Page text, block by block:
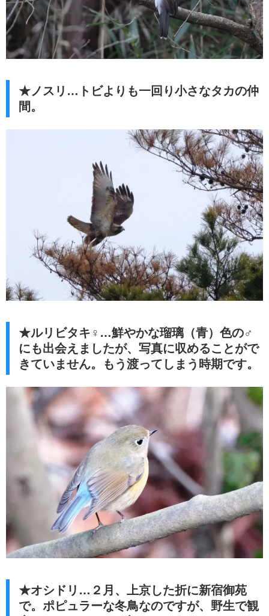
★ノスリ…トビよりも一回り小さなタカの仲
間。
★ルリビタキ♀…鮮やかな瑠璃（青）色の♂
にも出会えましたが、写真に収めることがで
きていません。もう渡ってしまう時期です。
★オシドリ…２月、上京した折に新宿御苑
で。ポピュラーな冬鳥なのですが、野生で観